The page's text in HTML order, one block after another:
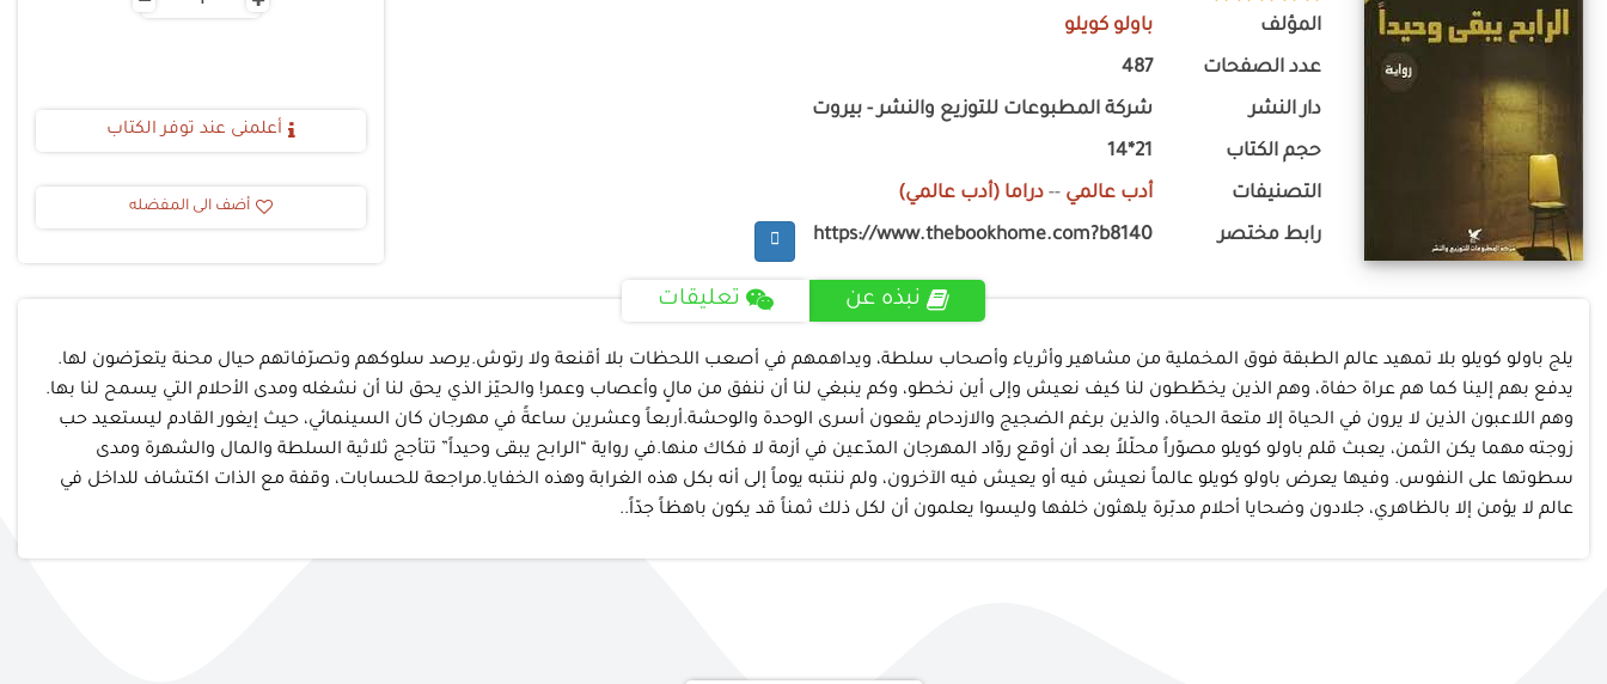
المؤلف باولو كويلو
عدد الصفحات 487
دار النشر شركة المطبوعات للتوزيع والنشر - بيروت
حجم الكتاب 21*14
التصنيفات أدب عالمي -- دراما (أدب عالمي)
رابط مختصر https://www.thebookhome.com?b8140
- +
أعلمنى عند توفر الكتاب
أضف الى المفضله
نبذه عن تعليقات
يلج باولو كويلو بلا تمهيد عالم الطبقة فوق المخملية من مشاهير وأثرياء وأصحاب سلطة، ويداهمهم في أصعب اللحظات بلا أقنعة ولا رتوش.يرصد سلوكهم وتصرّفاتهم حيال محنة يتعرّضون لها.
يدفع بهم إلينا كما هم عراة حفاة، وهم الذين يخطّطون لنا كيف نعيش وإلى أين نخطو، وكم ينبغي لنا أن ننفق من مالٍ وأعصاب وعمر! والحيّز الذي يحق لنا أن نشغله ومدى الأحلام التي يسمح لنا بها.
وهم اللاعبون الذين لا يرون في الحياة إلا متعة الحياة، والذين برغم الضجيج والازدحام يقعون أسرى الوحدة والوحشة.أربعاً وعشرين ساعةً في مهرجان كان السينمائي، حيث إيغور القادم ليستعيد حب
زوجته مهما يكن الثمن، يعبث قلم باولو كويلو مصوّراً محلّلاً بعد أن أوقع روّاد المهرجان المدّعين في أزمة لا فكاك منها.في رواية “الرابح يبقى وحيداً” تتأجج ثلاثية السلطة والمال والشهرة ومدى
سطوتها على النفوس. وفيها يعرض باولو كويلو عالماً نعيش فيه أو يعيش فيه الآخرون، ولم ننتبه يوماً إلى أنه بكل هذه الغرابة وهذه الخفايا.مراجعة للحسابات، وقفة مع الذات اكتشاف للداخل في
عالم لا يؤمن إلا بالظاهري، جلادون وضحايا أحلام مدبّرة يلهثون خلفها وليسوا يعلمون أن لكل ذلك ثمناً قد يكون باهظاً جدّاً..